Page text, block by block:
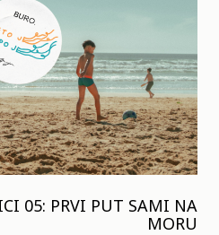
05: PRVI PUT SAMI NA
MORU